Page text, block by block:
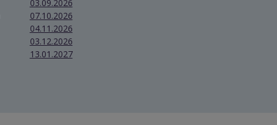
03.09.2026
07.10.2026
04.11.2026
03.12.2026
13.01.2027